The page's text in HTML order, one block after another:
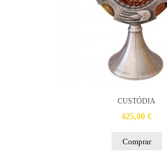
CUSTÓDIA
425,00 €
Comprar